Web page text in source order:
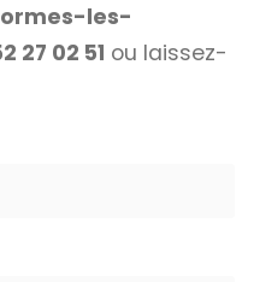
les-
27 02 51 ou laissez-